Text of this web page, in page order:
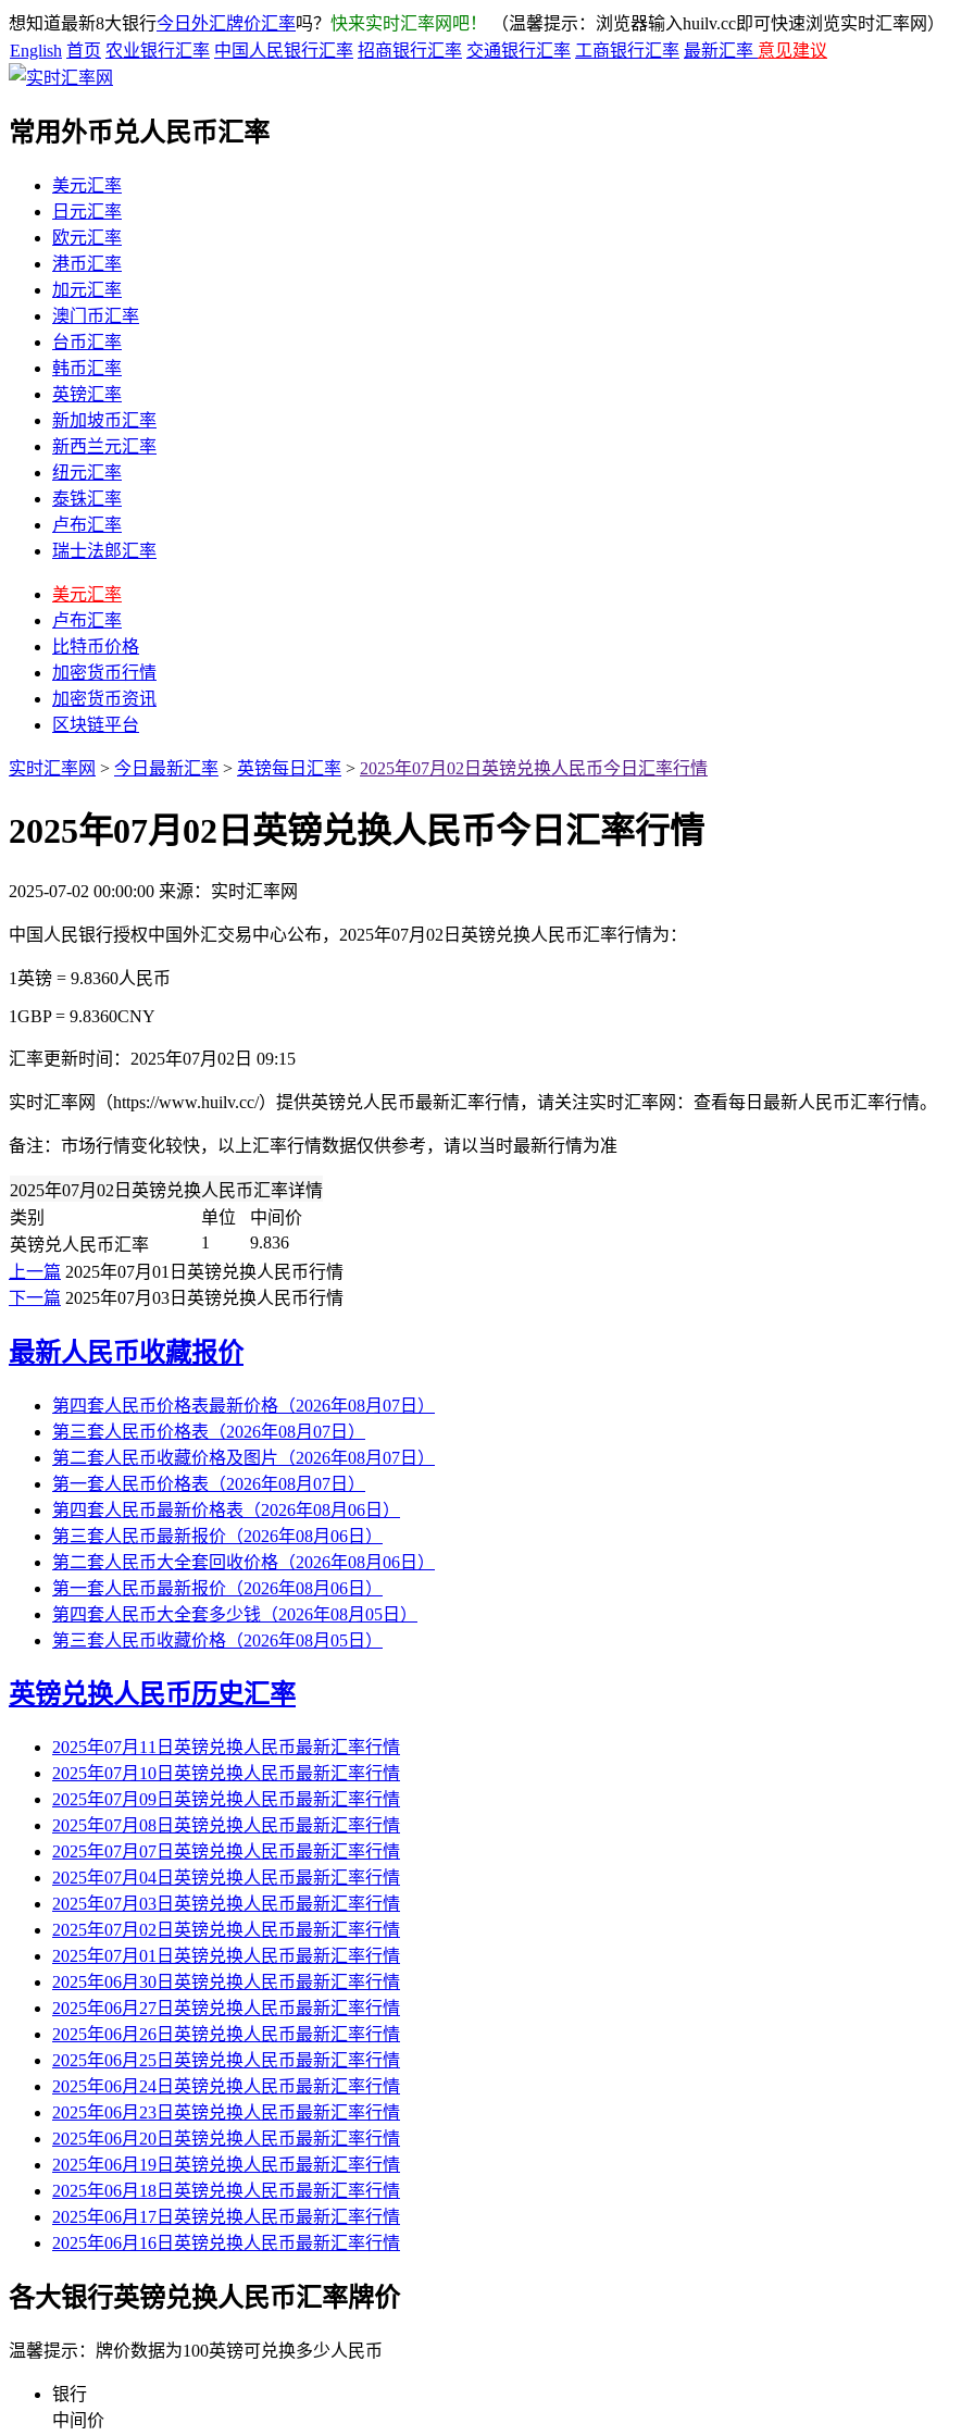
想知道最新8大银行今日外汇牌价汇率吗？ 快来实时汇率网吧！
（温馨提示：浏览器输入huilv.cc即可快速浏览实时汇率网）
English 首页 农业银行汇率 中国人民银行汇率 招商银行汇率 交通银行汇率 工商银行汇率 最新汇率 意见建议
常用外币兑人民币汇率
美元汇率
日元汇率
欧元汇率
港币汇率
加元汇率
澳门币汇率
台币汇率
韩币汇率
英镑汇率
新加坡币汇率
新西兰元汇率
纽元汇率
泰铢汇率
卢布汇率
瑞士法郎汇率
美元汇率
卢布汇率
比特币价格
加密货币行情
加密货币资讯
区块链平台
实时汇率网 > 今日最新汇率 > 英镑每日汇率 > 2025年07月02日英镑兑换人民币今日汇率行情
2025年07月02日英镑兑换人民币今日汇率行情
2025-07-02 00:00:00 来源：实时汇率网
中国人民银行授权中国外汇交易中心公布，2025年07月02日英镑兑换人民币汇率行情为：
1英镑 = 9.8360人民币
1GBP = 9.8360CNY
汇率更新时间：2025年07月02日 09:15
实时汇率网（https://www.huilv.cc/）提供英镑兑人民币最新汇率行情，请关注实时汇率网：查看每日最新人民币汇率行情。
备注：市场行情变化较快，以上汇率行情数据仅供参考，请以当时最新行情为准
2025年07月02日英镑兑换人民币汇率详情
类别
单位
中间价
英镑兑人民币汇率
1
9.836
上一篇 2025年07月01日英镑兑换人民币行情
下一篇 2025年07月03日英镑兑换人民币行情
最新人民币收藏报价
第四套人民币价格表最新价格（2026年08月07日）
第三套人民币价格表（2026年08月07日）
第二套人民币收藏价格及图片（2026年08月07日）
第一套人民币价格表（2026年08月07日）
第四套人民币最新价格表（2026年08月06日）
第三套人民币最新报价（2026年08月06日）
第二套人民币大全套回收价格（2026年08月06日）
第一套人民币最新报价（2026年08月06日）
第四套人民币大全套多少钱（2026年08月05日）
第三套人民币收藏价格（2026年08月05日）
英镑兑换人民币历史汇率
2025年07月11日英镑兑换人民币最新汇率行情
2025年07月10日英镑兑换人民币最新汇率行情
2025年07月09日英镑兑换人民币最新汇率行情
2025年07月08日英镑兑换人民币最新汇率行情
2025年07月07日英镑兑换人民币最新汇率行情
2025年07月04日英镑兑换人民币最新汇率行情
2025年07月03日英镑兑换人民币最新汇率行情
2025年07月02日英镑兑换人民币最新汇率行情
2025年07月01日英镑兑换人民币最新汇率行情
2025年06月30日英镑兑换人民币最新汇率行情
2025年06月27日英镑兑换人民币最新汇率行情
2025年06月26日英镑兑换人民币最新汇率行情
2025年06月25日英镑兑换人民币最新汇率行情
2025年06月24日英镑兑换人民币最新汇率行情
2025年06月23日英镑兑换人民币最新汇率行情
2025年06月20日英镑兑换人民币最新汇率行情
2025年06月19日英镑兑换人民币最新汇率行情
2025年06月18日英镑兑换人民币最新汇率行情
2025年06月17日英镑兑换人民币最新汇率行情
2025年06月16日英镑兑换人民币最新汇率行情
各大银行英镑兑换人民币汇率牌价
温馨提示：牌价数据为100英镑可兑换多少人民币
银行
中间价